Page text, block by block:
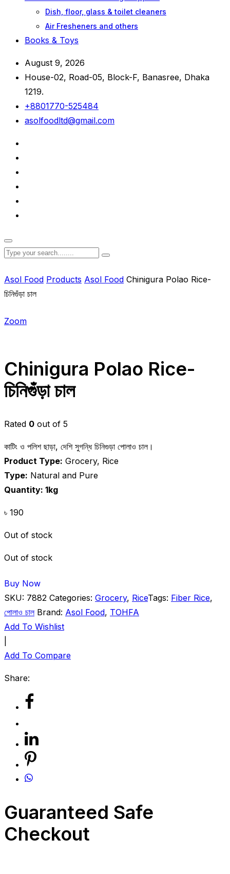
Dish, floor, glass & toilet cleaners
Air Fresheners and others
Books & Toys
August 9, 2026
House-02, Road-05, Block-F, Banasree, Dhaka
1219.
+8801770-525484
asolfoodltd@gmail.com
Asol Food Products Asol Food Chinigura Polao Rice-
চিনিগুঁড়া চাল
Zoom
Chinigura Polao Rice-
চিনিগুঁড়া চাল
Rated 0 out of 5
কাটিং ও পলিশ ছাড়া, দেশি সুগন্ধি চিনিগুড়া পোলাও চাল।
Product Type: Grocery, Rice
Type: Natural and Pure
Quantity: 1kg
৳ 190
Out of stock
Out of stock
Buy Now
SKU: 7882 Categories: Grocery, RiceTags: Fiber Rice,
পোলাও চাল Brand: Asol Food, TOHFA
Add To Wishlist
Add To Compare
Share:
Guaranteed Safe
Checkout